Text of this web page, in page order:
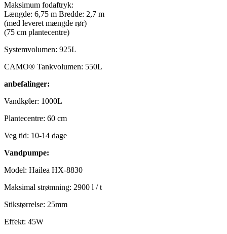
Maksimum fodaftryk:
Længde: 6,75 m Bredde: 2,7 m
(med leveret mængde rør)
(75 cm plantecentre)
Systemvolumen: 925L
CAMO® Tankvolumen: 550L
anbefalinger:
Vandkøler: 1000L
Plantecentre: 60 cm
Veg tid: 10-14 dage
Vandpumpe:
Model: Hailea HX-8830
Maksimal strømning: 2900 l / t
Stikstørrelse: 25mm
Effekt: 45W